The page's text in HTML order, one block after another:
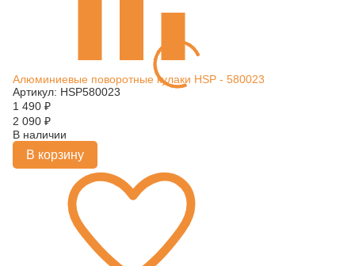
Алюминиевые поворотные кулаки HSP - 580023
Артикул: HSP580023
1 490 ₽
2 090 ₽
В наличии
В корзину